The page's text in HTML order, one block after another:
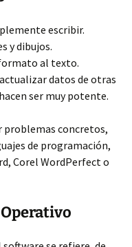
escribir.
y dibujos.
al texto.
datos de otras
ser muy potente.
problemas concretos,
de programación,
Corel WordPerfect o